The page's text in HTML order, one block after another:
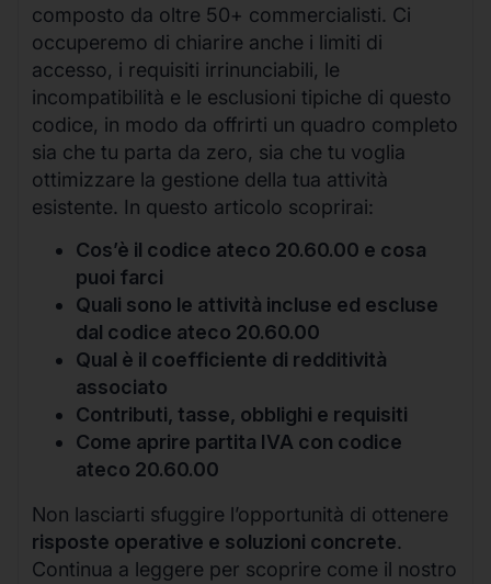
composto da oltre 50+ commercialisti. Ci
occuperemo di chiarire anche i limiti di
accesso, i requisiti irrinunciabili, le
incompatibilità e le esclusioni tipiche di questo
codice, in modo da offrirti un quadro completo
sia che tu parta da zero, sia che tu voglia
ottimizzare la gestione della tua attività
esistente. In questo articolo scoprirai:
Cos’è il codice ateco 20.60.00 e cosa
puoi farci
Quali sono le attività incluse ed escluse
dal codice ateco 20.60.00
Qual è il coefficiente di redditività
associato
Contributi, tasse, obblighi e requisiti
Come aprire partita IVA con codice
ateco 20.60.00
Non lasciarti sfuggire l’opportunità di ottenere
risposte operative e soluzioni concrete.
Continua a leggere per scoprire come il nostro